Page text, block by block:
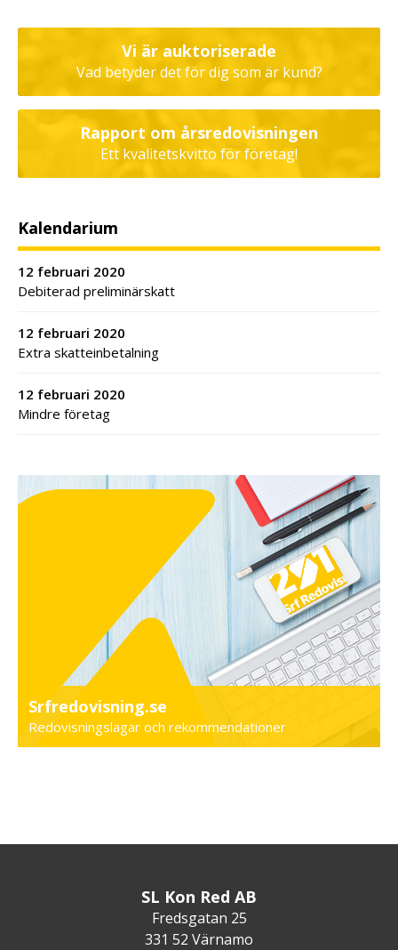
Vi är auktoriserade
Vad betyder det för dig som är kund?
Rapport om årsredovisningen
Ett kvalitetskvitto för företag!
Kalendarium
12 februari 2020
Debiterad preliminärskatt
12 februari 2020
Extra skatteinbetalning
12 februari 2020
Mindre företag
Srfredovisning.se
Redovisningslagar och rekommendationer
SL Kon Red AB
Fredsgatan 25
331 52 Värnamo